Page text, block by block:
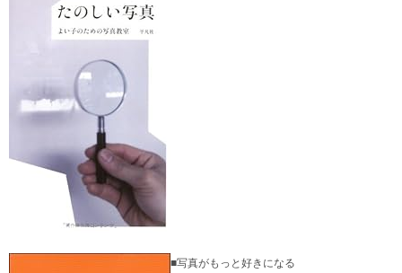
■写真がもっと好きになる